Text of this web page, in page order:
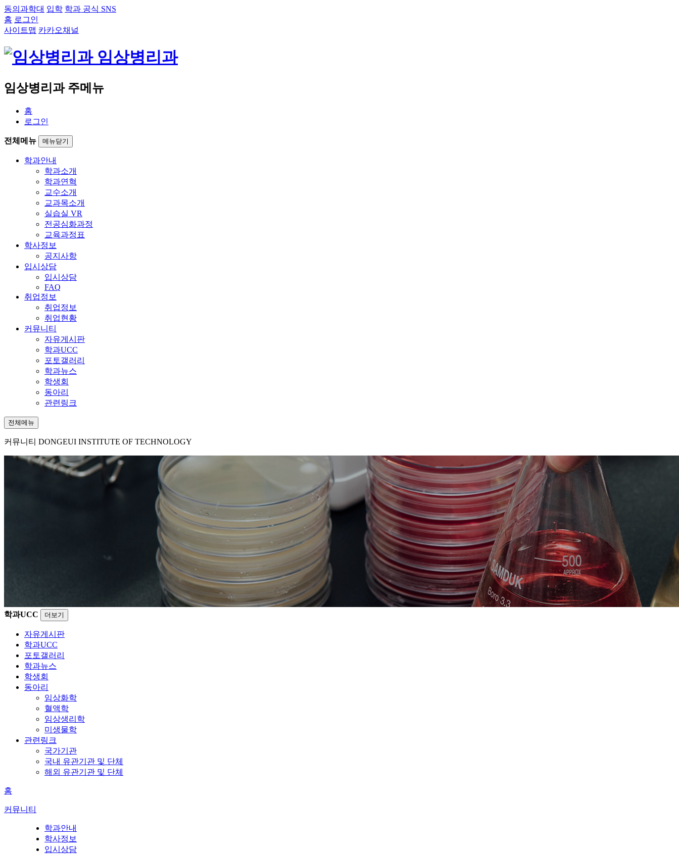
동의과학대 입학 학과 공식 SNS
홈 로그인
사이트맵 카카오채널
임상병리과
임상병리과 주메뉴
홈
로그인
전체메뉴 메뉴닫기
학과안내
학과소개
학과연혁
교수소개
교과목소개
실습실 VR
전공심화과정
교육과정표
학사정보
공지사항
입시상담
입시상담
FAQ
취업정보
취업정보
취업현황
커뮤니티
자유게시판
학과UCC
포토갤러리
학과뉴스
학생회
동아리
관련링크
전체메뉴
커뮤니티 DONGEUI INSTITUTE OF TECHNOLOGY
학과UCC 더보기
자유게시판
학과UCC
포토갤러리
학과뉴스
학생회
동아리
임상화학
혈액학
임상생리학
미생물학
관련링크
국가기관
국내 유관기관 및 단체
해외 유관기관 및 단체
홈
커뮤니티
학과안내
학사정보
입시상담